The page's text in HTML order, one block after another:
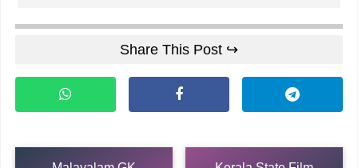
Share This Post ↪